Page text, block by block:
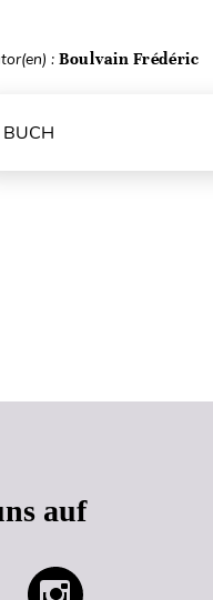
: Boulvain Frédéric
BUCH
auf